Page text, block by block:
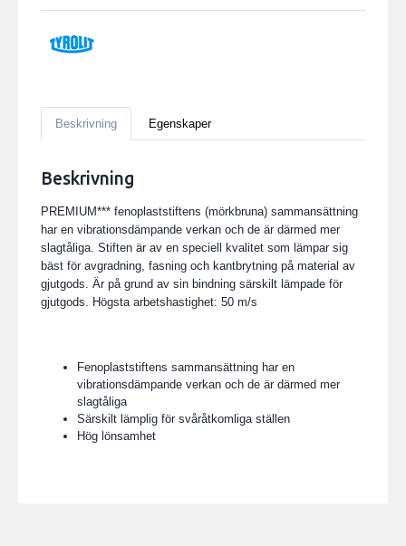
Beskrivning Egenskaper
Beskrivning
PREMIUM*** fenoplaststiftens (mörkbruna) sammansättning
har en vibrationsdämpande verkan och de är därmed mer
slagtåliga. Stiften är av en speciell kvalitet som lämpar sig
bäst för avgradning, fasning och kantbrytning på material av
gjutgods. Är på grund av sin bindning särskilt lämpade för
gjutgods. Högsta arbetshastighet: 50 m/s
Fenoplaststiftens sammansättning har en
vibrationsdämpande verkan och de är därmed mer
slagtåliga
Särskilt lämplig för svåråtkomliga ställen
Hög lönsamhet